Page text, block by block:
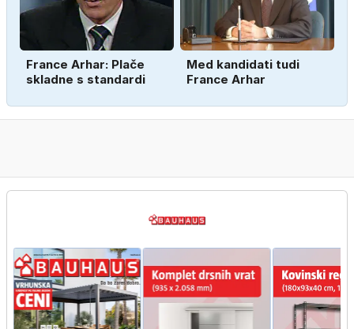
France Arhar: Plače
skladne s standardi
Med kandidati tudi
France Arhar